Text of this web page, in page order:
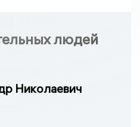
людей
Николаевич